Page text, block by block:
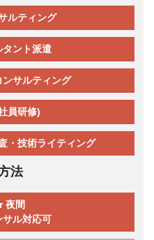
ルティング
タント派遣
ンサルティング
員研修)
・技術ライティング
法
夜間
サル対応可